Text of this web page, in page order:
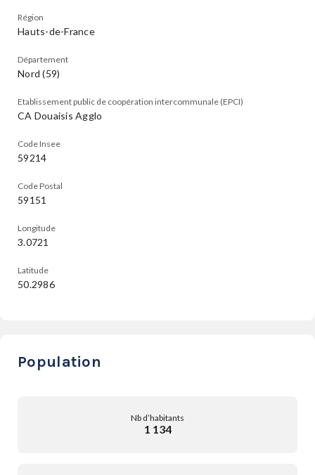
Région
Hauts-de-France
Département
Nord (59)
Etablissement public de coopération intercommunale (EPCI)
CA Douaisis Agglo
Code Insee
59214
Code Postal
59151
Longitude
3.0721
Latitude
50.2986
Population
Nb d’habitants
1 134